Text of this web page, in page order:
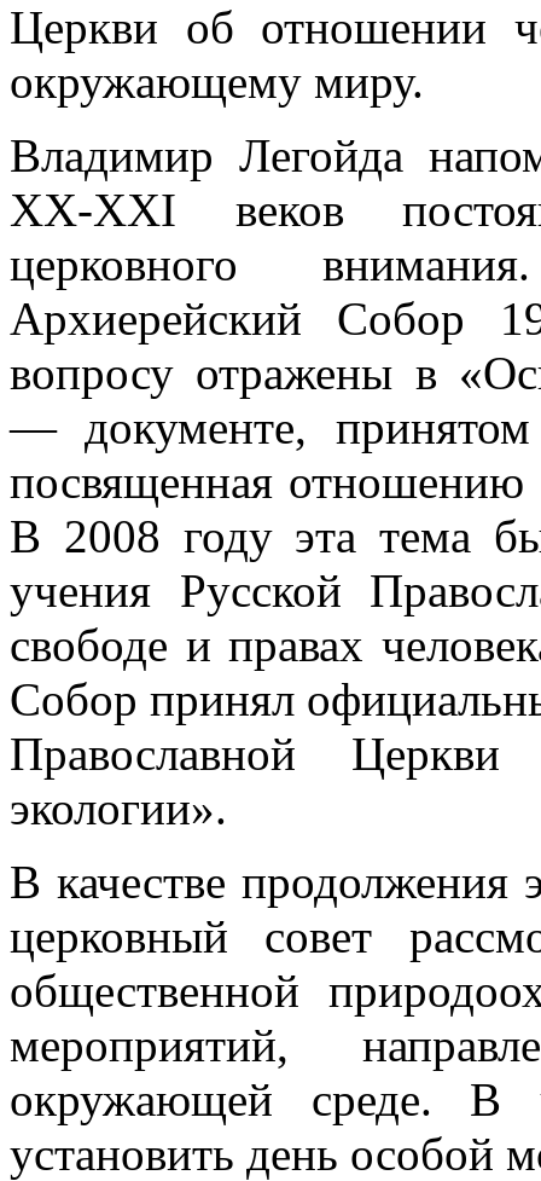
Церкви об отношении
окружающему миру.
Владимир Легойда
XX-XXI веков
церковного
Архиерейский Собор
вопросу отражены в
— документе,
посвященная отношению
В 2008 году эта тема
учения Русской
свободе и правах
Собор принял
Православной
экологии».
В качестве
церковный совет
общественной
мероприятий,
окружающей среде. В
установить день особой